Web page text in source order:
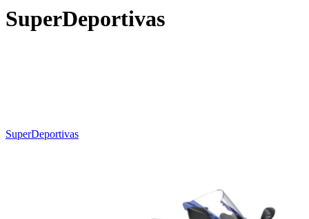
SuperDeportivas
SuperDeportivas